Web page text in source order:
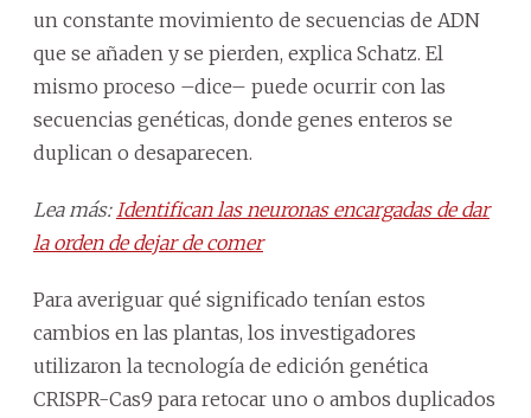
un constante movimiento de secuencias de ADN
que se añaden y se pierden, explica Schatz. El
mismo proceso –dice– puede ocurrir con las
secuencias genéticas, donde genes enteros se
duplican o desaparecen.
Lea más: Identifican las neuronas encargadas de dar
la orden de dejar de comer
Para averiguar qué significado tenían estos
cambios en las plantas, los investigadores
utilizaron la tecnología de edición genética
CRISPR-Cas9 para retocar uno o ambos duplicados